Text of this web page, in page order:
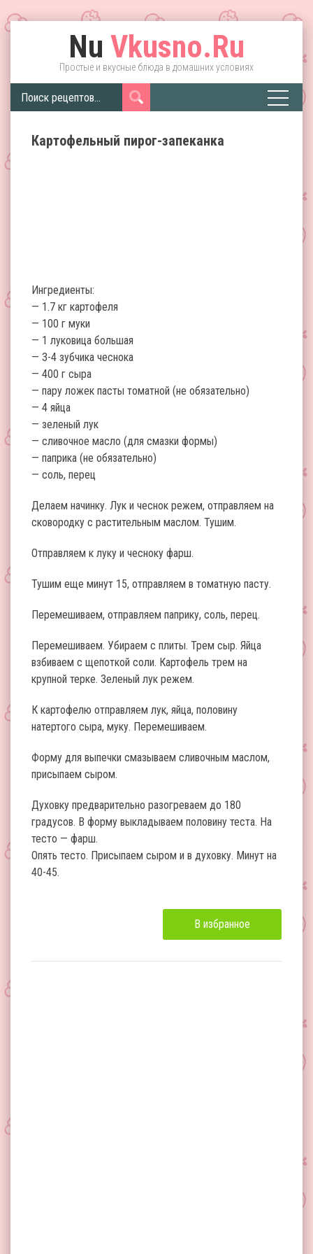
Nu Vkusno.Ru
Простые и вкусные блюда в домашних условиях
Картофельный пирог-запеканка
Ингредиенты:
— 1.7 кг картофеля
— 100 г муки
— 1 луковица большая
— 3-4 зубчика чеснока
— 400 г сыра
— пару ложек пасты томатной (не обязательно)
— 4 яйца
— зеленый лук
— сливочное масло (для смазки формы)
— паприка (не обязательно)
— соль, перец
Делаем начинку. Лук и чеснок режем, отправляем на
сковородку с растительным маслом. Тушим.
Отправляем к луку и чесноку фарш.
Тушим еще минут 15, отправляем в томатную пасту.
Перемешиваем, отправляем паприку, соль, перец.
Перемешиваем. Убираем с плиты. Трем сыр. Яйца
взбиваем с щепоткой соли. Картофель трем на
крупной терке. Зеленый лук режем.
К картофелю отправляем лук, яйца, половину
натертого сыра, муку. Перемешиваем.
Форму для выпечки смазываем сливочным маслом,
присыпаем сыром.
Духовку предварительно разогреваем до 180
градусов. В форму выкладываем половину теста. На
тесто — фарш.
Опять тесто. Присыпаем сыром и в духовку. Минут на
40-45.
В избранное